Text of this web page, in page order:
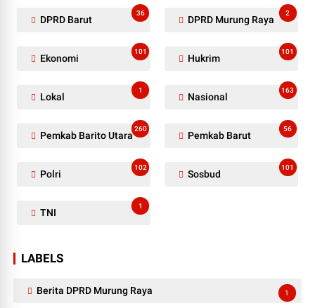
DPRD Barut
36
DPRD Murung Raya
2
Ekonomi
101
Hukrim
101
Lokal
1
Nasional
163
Pemkab Barito Utara
260
Pemkab Barut
56
Polri
102
Sosbud
101
TNI
1
LABELS
Berita DPRD Murung Raya 1